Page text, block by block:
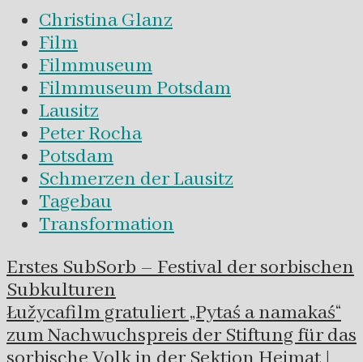
Christina Glanz
Film
Filmmuseum
Filmmuseum Potsdam
Lausitz
Peter Rocha
Potsdam
Schmerzen der Lausitz
Tagebau
Transformation
Navigation
innerhalb
eines
Beitrags
Erstes SubSorb – Festival der sorbischen
Subkulturen
Łužycafilm gratuliert „Pytaś a namakaś“
zum Nachwuchspreis der Stiftung für das